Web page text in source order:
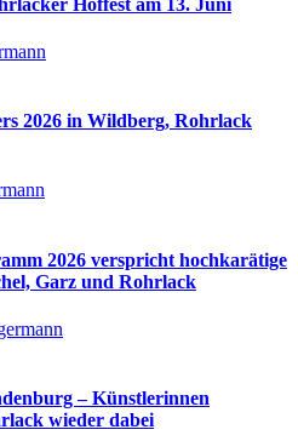
2026 in Wildberg, Rohrlack
2026 verspricht hochkarätige
Garz und Rohrlack
– Künstlerinnen
wieder dabei